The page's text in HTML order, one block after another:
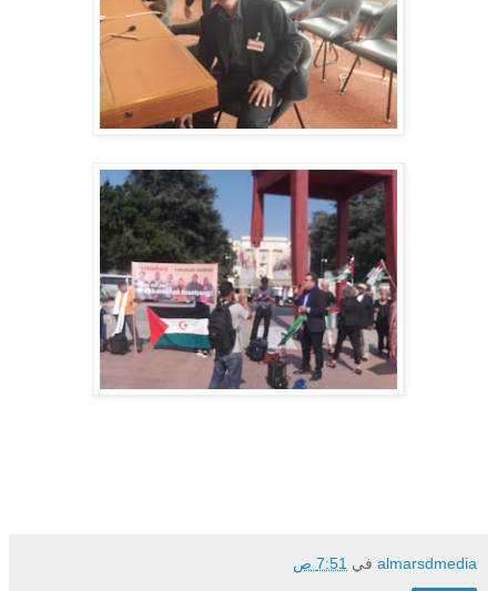
almarsdmedia في 7:51 ص